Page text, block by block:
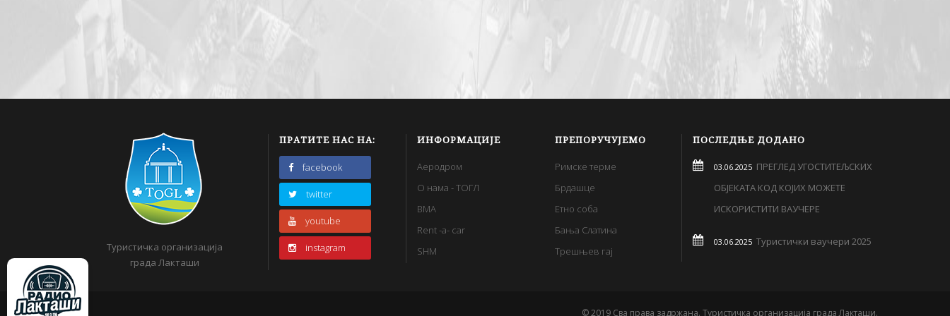
Туристичка организација
града Лакташи
ПРАТИТЕ НАС НА:
facebook
twitter
youtube
instagram
ИНФОРМАЦИЈЕ
Аеродром
О нама - ТОГЛ
BMA
Rent -a- car
SHM
ПРЕПОРУЧУЈЕМО
Римске терме
Брдашце
Етно соба
Бања Слатина
Трешњев гај
ПОСЛЕДЊЕ ДОДАНО
03.06.2025ПРЕГЛЕД УГОСТИТЕЉСКИХ
ОБЈЕКАТА КОД КОЈИХ МОЖЕТЕ
ИСКОРИСТИТИ ВАУЧЕРЕ
03.06.2025Туристички ваучери 2025
© 2019 Сва права задржана. Туристичка организација града Лакташи.